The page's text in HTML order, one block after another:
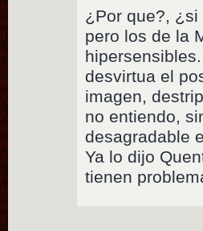
¿Por que?,
pero los de la
desvirtua el
imagen,
no entiendo,
desagradable
Ya lo dijo
tienen